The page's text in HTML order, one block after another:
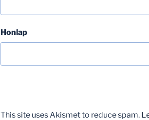
Honlap
This site uses Akismet to reduce spam.